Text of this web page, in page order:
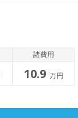
諸費用
10.9 万円